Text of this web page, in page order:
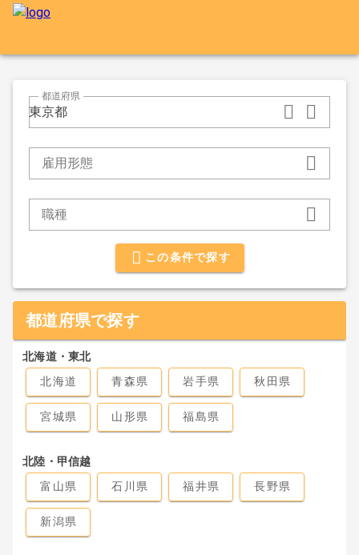
東京都
都道府県
雇用形態
職種
この条件で探す
都道府県で探す
北海道・東北
北海道
青森県 岩手県 秋田県
宮城県 山形県 福島県
北陸・甲信越
富山県
石川県 福井県 長野県
新潟県